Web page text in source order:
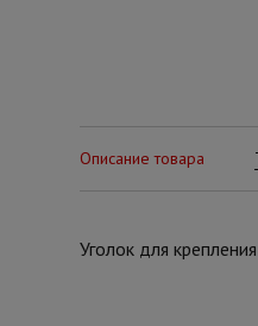
Описание товара
Уголок для